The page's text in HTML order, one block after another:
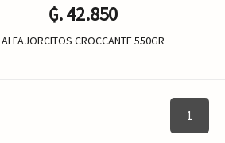
₲. 42.850
ALFAJORCITOS CROCCANTE 550GR
1